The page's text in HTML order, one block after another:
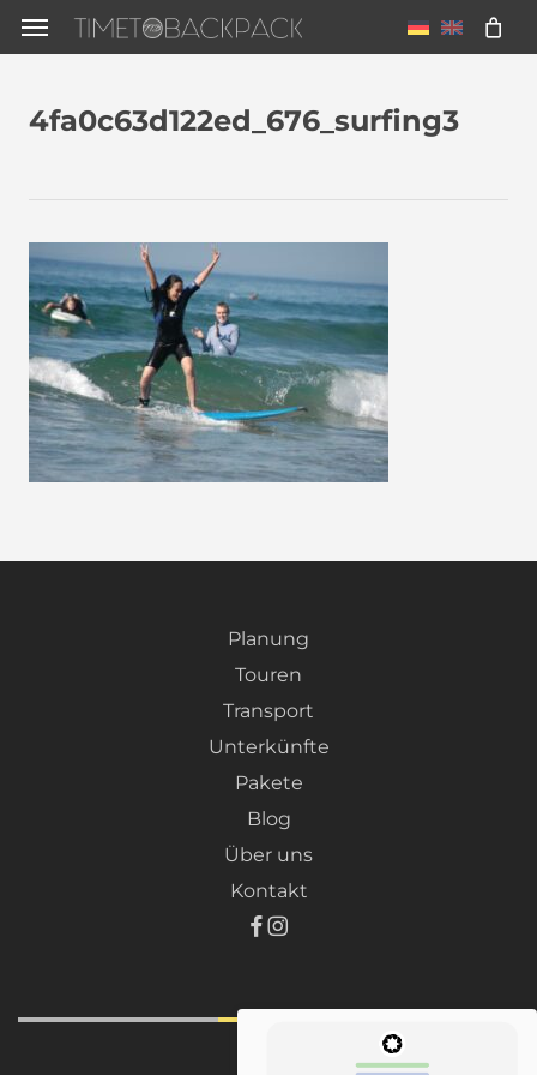
Skip
to
content
Menu
4fa0c63d122ed_676_surfing3
Planung
Touren
Transport
Unterkünfte
Pakete
Blog
Über uns
Kontakt